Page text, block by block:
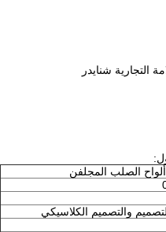
الصلب المجلفن
والتصميم الكلاسيكي